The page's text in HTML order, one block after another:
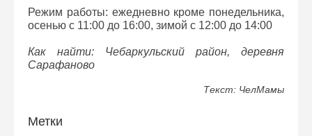
Режим работы: ежедневно кроме понедельника,
осенью с 11:00 до 16:00, зимой с 12:00 до 14:00
Как найти: Чебаркульский район, деревня
Сарафаново
Текст: ЧелМамы
Метки